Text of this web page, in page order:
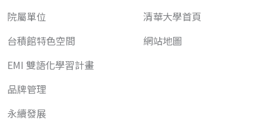
院屬單位
台積館特色空間
EMI 雙語化學習計畫
品牌管理
永續發展
清華大學首頁
網站地圖